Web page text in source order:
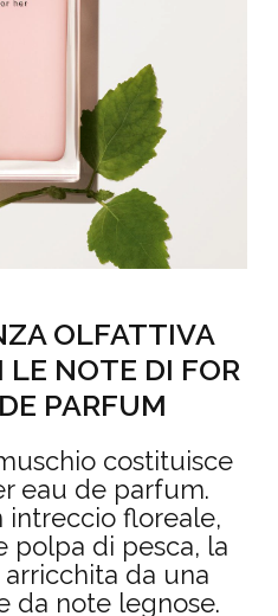
OLFATTIVA
LE NOTE DI FOR
PARFUM
costituisce
eau de parfum.
intreccio floreale,
polpa di pesca, la
da una
da note legnose.